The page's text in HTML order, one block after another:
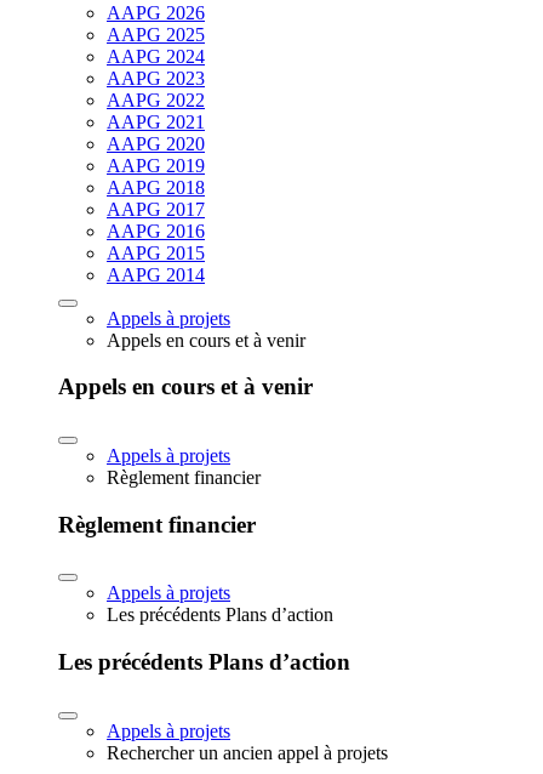
AAPG 2026
AAPG 2025
AAPG 2024
AAPG 2023
AAPG 2022
AAPG 2021
AAPG 2020
AAPG 2019
AAPG 2018
AAPG 2017
AAPG 2016
AAPG 2015
AAPG 2014
Appels à projets
Appels en cours et à venir
Appels en cours et à venir
Appels à projets
Règlement financier
Règlement financier
Appels à projets
Les précédents Plans d’action
Les précédents Plans d’action
Appels à projets
Rechercher un ancien appel à projets